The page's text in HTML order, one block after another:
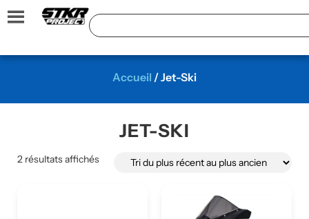
Accueil / Jet-Ski
JET-SKI
2 résultats affichés